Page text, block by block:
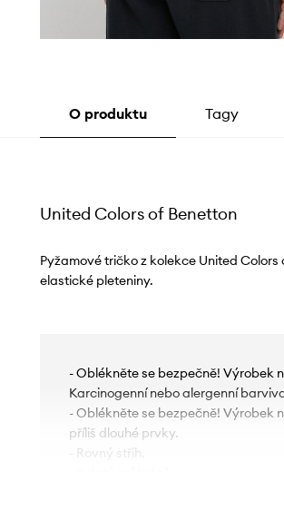
O produktu Tagy
United Colors of Benetton
Pyžamové tričko z kolekce United
elastické pleteniny.
- Oblékněte se bezpečně! Výrobek
Karcinogenní nebo alergenní
- Oblékněte se bezpečně! Výrobek
příliš dlouhé prvky.
- Rovný střih.